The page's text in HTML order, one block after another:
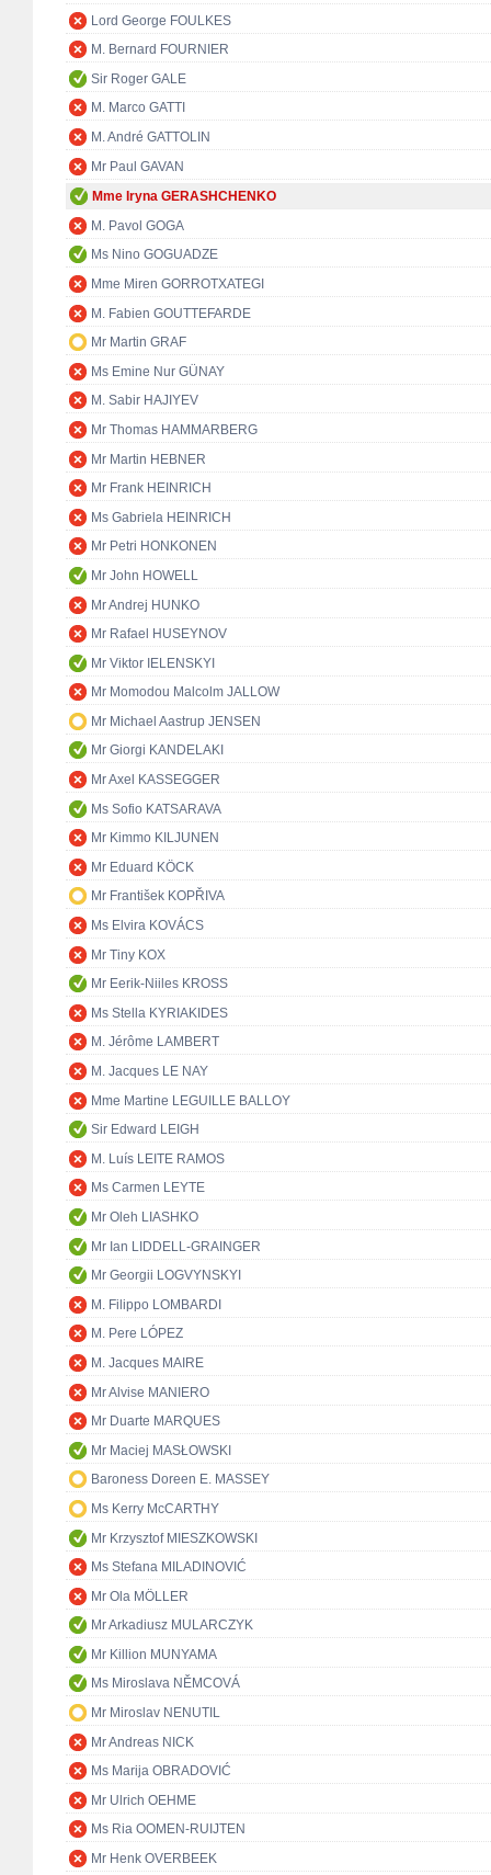
Lord George FOULKES
M. Bernard FOURNIER
Sir Roger GALE
M. Marco GATTI
M. André GATTOLIN
Mr Paul GAVAN
Mme Iryna GERASHCHENKO
M. Pavol GOGA
Ms Nino GOGUADZE
Mme Miren GORROTXATEGI
M. Fabien GOUTTEFARDE
Mr Martin GRAF
Ms Emine Nur GÜNAY
M. Sabir HAJIYEV
Mr Thomas HAMMARBERG
Mr Martin HEBNER
Mr Frank HEINRICH
Ms Gabriela HEINRICH
Mr Petri HONKONEN
Mr John HOWELL
Mr Andrej HUNKO
Mr Rafael HUSEYNOV
Mr Viktor IELENSKYI
Mr Momodou Malcolm JALLOW
Mr Michael Aastrup JENSEN
Mr Giorgi KANDELAKI
Mr Axel KASSEGGER
Ms Sofio KATSARAVA
Mr Kimmo KILJUNEN
Mr Eduard KÖCK
Mr František KOPŘIVA
Ms Elvira KOVÁCS
Mr Tiny KOX
Mr Eerik-Niiles KROSS
Ms Stella KYRIAKIDES
M. Jérôme LAMBERT
M. Jacques LE NAY
Mme Martine LEGUILLE BALLOY
Sir Edward LEIGH
M. Luís LEITE RAMOS
Ms Carmen LEYTE
Mr Oleh LIASHKO
Mr Ian LIDDELL-GRAINGER
Mr Georgii LOGVYNSKYI
M. Filippo LOMBARDI
M. Pere LÓPEZ
M. Jacques MAIRE
Mr Alvise MANIERO
Mr Duarte MARQUES
Mr Maciej MASŁOWSKI
Baroness Doreen E. MASSEY
Ms Kerry McCARTHY
Mr Krzysztof MIESZKOWSKI
Ms Stefana MILADINOVIĆ
Mr Ola MÖLLER
Mr Arkadiusz MULARCZYK
Mr Killion MUNYAMA
Ms Miroslava NĚMCOVÁ
Mr Miroslav NENUTIL
Mr Andreas NICK
Ms Marija OBRADOVIĆ
Mr Ulrich OEHME
Ms Ria OOMEN-RUIJTEN
Mr Henk OVERBEEK